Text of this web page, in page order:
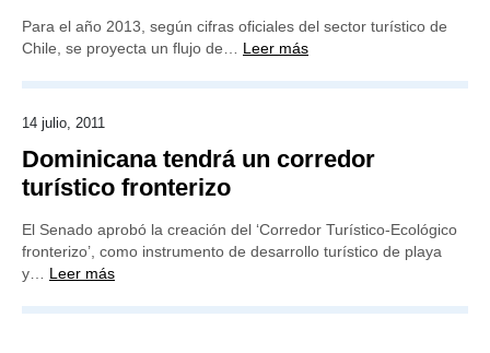
Para el año 2013, según cifras oficiales del sector turístico de
Chile, se proyecta un flujo de… Leer más
14 julio, 2011
Dominicana tendrá un corredor
turístico fronterizo
El Senado aprobó la creación del ‘Corredor Turístico-Ecológico
fronterizo’, como instrumento de desarrollo turístico de playa
y… Leer más